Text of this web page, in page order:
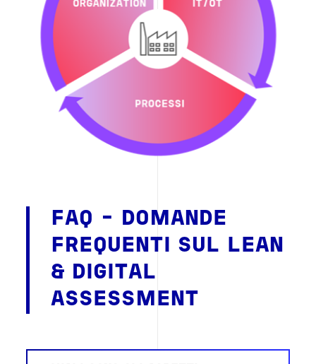
FAQ - DOMANDE
FREQUENTI SUL LEAN
& DIGITAL
ASSESSMENT